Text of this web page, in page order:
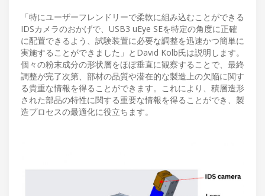
「特にユーザーフレンドリーで柔軟に組み込むことができる
IDSカメラのおかげで、USB3 uEye SEを特定の角度に正確
に配置できるよう、試験装置に必要な調整を迅速かつ簡単に
実施することができました」とDavid Kolb氏は説明します。
個々の粉末成分の形状層をほぼ垂直に観察することで、最終
調整が完了次第、部材の品質や潜在的な製造上の欠陥に関す
る貴重な情報を得ることができます。これにより、積層造形
された部品の特性に関する重要な情報を得ることができ、製
造プロセスの最適化に役立ちます。